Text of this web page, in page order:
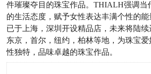
件璀璨夺目的珠宝作品。THIALH强调当
的生活态度，赋予女性表达丰满个性的
已于上海，深圳开设精品店，未来将陆续
东京，首尔，纽约，柏林等地，为珠宝
性独特，品味卓越的珠宝作品。